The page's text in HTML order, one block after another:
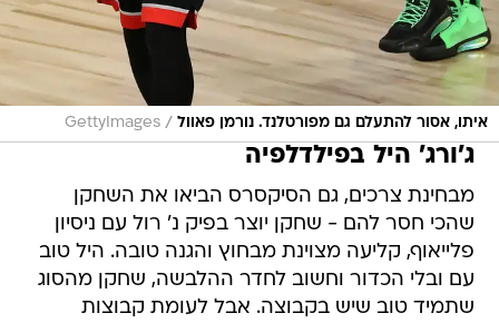
איתו, אסור להתעלם גם מפורטלנד. נורמן פאוול /
GettyImages
ג'ורג' היל בפילדלפיה
מבחינת צרכים, גם הסיקסרס הביאו את השחקן
שהכי חסר להם - שחקן יוצר בפיק נ' רול עם ניסיון
פלייאוף, קליעה מצוינת מבחוץ והגנה טובה. היל טוב
עם ובלי הכדור וחשוב לחדר ההלבשה, שחקן מהסוג
שתמיד טוב שיש בקבוצה. אבל לעומת קבוצות